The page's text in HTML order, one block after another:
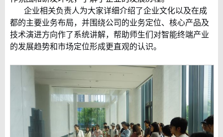
企业相关负责人为大家详细介绍了企业文化以及在成
都的主要业务布局，并围绕公司的业务定位、核心产品及
技术演进方向作了系统讲解，帮助师生们对智能终端产业
的发展趋势和市场定位形成更直观的认识。